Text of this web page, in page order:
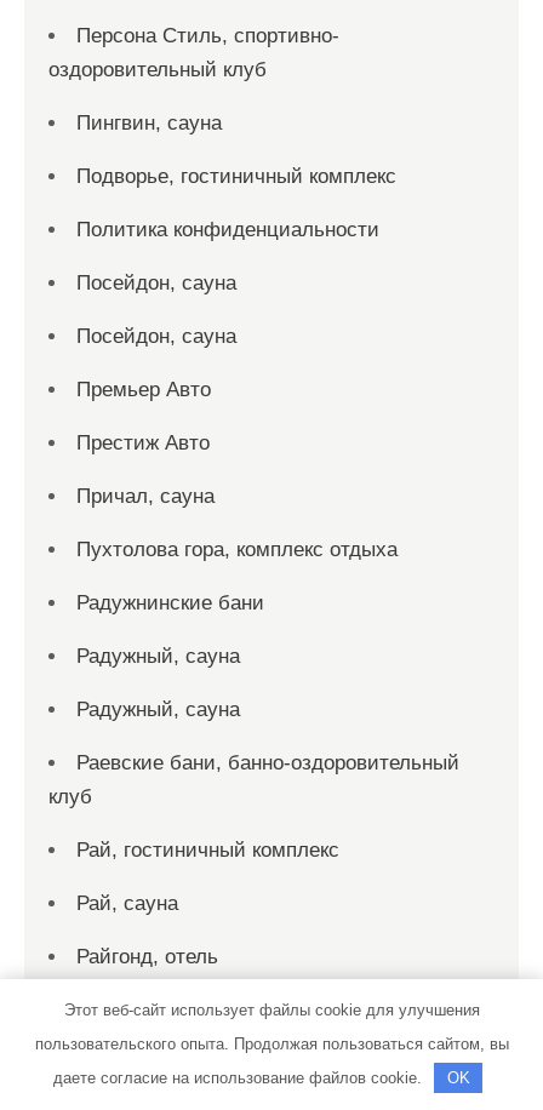
Персона Стиль, спортивно-
оздоровительный клуб
Пингвин, сауна
Подворье, гостиничный комплекс
Политика конфиденциальности
Посейдон, сауна
Посейдон, сауна
Премьер Авто
Престиж Авто
Причал, сауна
Пухтолова гора, комплекс отдыха
Радужнинские бани
Радужный, сауна
Радужный, сауна
Раевские бани, банно-оздоровительный
клуб
Рай, гостиничный комплекс
Рай, сауна
Райгонд, отель
Регион
Этот веб-сайт использует файлы cookie для улучшения
пользовательского опыта. Продолжая пользоваться сайтом, вы
даете согласие на использование файлов cookie.
OK